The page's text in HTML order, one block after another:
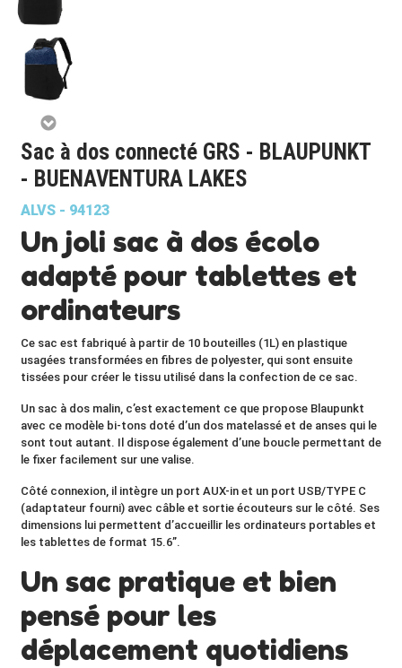
Sac à dos connecté GRS - BLAUPUNKT
- BUENAVENTURA LAKES
ALVS - 94123
Un joli sac à dos écolo
adapté pour tablettes et
ordinateurs
Ce sac est fabriqué à partir de 10 bouteilles (1L) en plastique
usagées transformées en fibres de polyester, qui sont ensuite
tissées pour créer le tissu utilisé dans la confection de ce sac.
Un sac à dos malin, c’est exactement ce que propose Blaupunkt
avec ce modèle bi-tons doté d’un dos matelassé et de anses qui le
sont tout autant. Il dispose également d’une boucle permettant de
le fixer facilement sur une valise.
Côté connexion, il intègre un port AUX-in et un port USB/TYPE C
(adaptateur fourni) avec câble et sortie écouteurs sur le côté. Ses
dimensions lui permettent d’accueillir les ordinateurs portables et
les tablettes de format 15.6”.
Un sac pratique et bien
pensé pour les
déplacement quotidiens